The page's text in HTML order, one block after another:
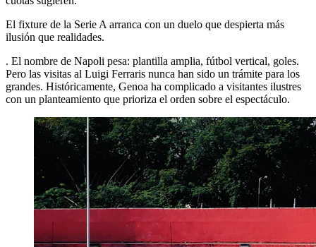
El fixture de la Serie A arranca con un duelo que despierta más
ilusión que realidades.
. El nombre de Napoli pesa: plantilla amplia, fútbol vertical, goles.
Pero las visitas al Luigi Ferraris nunca han sido un trámite para los
grandes. Históricamente, Genoa ha complicado a visitantes ilustres
con un planteamiento que prioriza el orden sobre el espectáculo.